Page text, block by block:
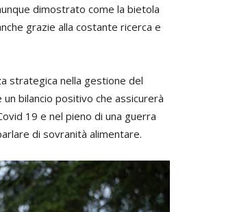
dimostrato come la bietola
grazie alla costante ricerca e
strategica nella gestione del
bilancio positivo che assicurerà
19 e nel pieno di una guerra
di sovranità alimentare.